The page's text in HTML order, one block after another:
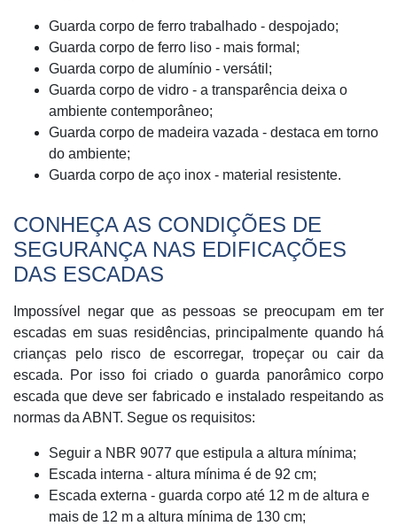
Guarda corpo de ferro trabalhado - despojado;
Guarda corpo de ferro liso - mais formal;
Guarda corpo de alumínio - versátil;
Guarda corpo de vidro - a transparência deixa o
ambiente contemporâneo;
Guarda corpo de madeira vazada - destaca em torno
do ambiente;
Guarda corpo de aço inox - material resistente.
CONHEÇA AS CONDIÇÕES DE
SEGURANÇA NAS EDIFICAÇÕES
DAS ESCADAS
Impossível negar que as pessoas se preocupam em ter
escadas em suas residências, principalmente quando há
crianças pelo risco de escorregar, tropeçar ou cair da
escada. Por isso foi criado o guarda panorâmico corpo
escada que deve ser fabricado e instalado respeitando as
normas da ABNT. Segue os requisitos:
Seguir a NBR 9077 que estipula a altura mínima;
Escada interna - altura mínima é de 92 cm;
Escada externa - guarda corpo até 12 m de altura e
mais de 12 m a altura mínima de 130 cm;